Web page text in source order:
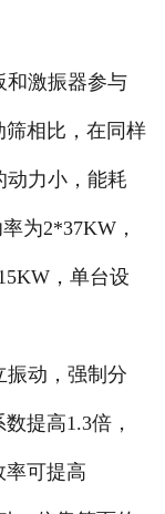
和激振器参与
相比，在同样
动力小，能耗
为2*37KW，
，单台设
振动，强制分
提高1.3倍，
率可提高